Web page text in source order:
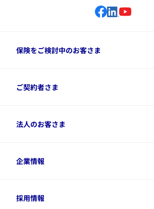
保険をご検討中のお客さま
保険をご検討中のお客さまトップ
資料請求
変額保険各種情報
ご契約者さま
ご契約者さまトップ
デジタル約款
令和8年（2026年）分の生命保険料控除証
法人のお客さま
法人のお客さまトップ
経営者サポートサービス
企業情報
企業情報トップ
採用情報